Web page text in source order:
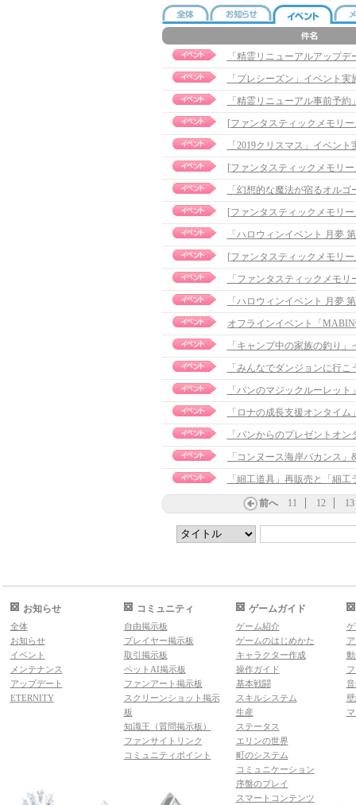
「精霊リニューアルアップ
「プレシーズン」イベント実
「精霊リニューアル事前予
「2019クリスマス」イベン
「幻想的な魔法が宿るオル
「ハロウィンイベント 月夢
「ファンタスティックメモ
「ハロウィンイベント 月夢
「キャンプ中の家族の釣り
「みんなでダンジョンに行
「パンのマジックルーレッ
「ロナの成長支援オンタイ
「パンからのプレゼントオ
「細工道具」再販売と「細
前へ 11 12 13
お知らせ
全体
お知らせ
イベント
メンテナンス
アップデート
ETERNITY
コミュニティ
自由掲示板
プレイヤー掲示板
取引掲示板
ペットAI掲示板
ファンアート掲示板
スクリーンショット掲示
板
知識王（質問掲示板）
ファンサイトリンク
コミュニティポイント
ゲームガイド
ゲーム紹介
ゲームのはじめかた
キャラクター作成
操作ガイド
基本戦闘
スキルシステム
生産
ステータス
エリンの世界
町のシステム
コミュニケーション
序盤のプレイ
スマートコンテンツ